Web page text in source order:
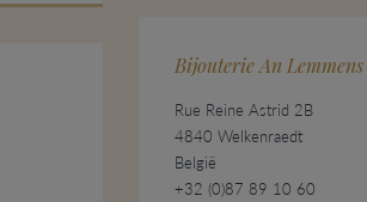
Bijouterie An Lemmens
Rue Reine Astrid 2B
4840 Welkenraedt
België
+32 (0)87 89 10 60